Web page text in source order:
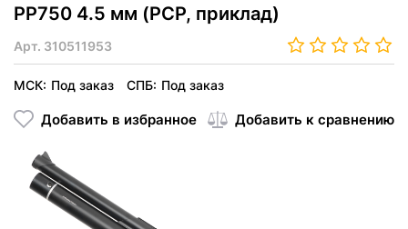
PP750 4.5 мм (PCP, приклад)
Арт. 310511953
МСК: Под заказ СПБ: Под заказ
Добавить в избранное Добавить к сравнению